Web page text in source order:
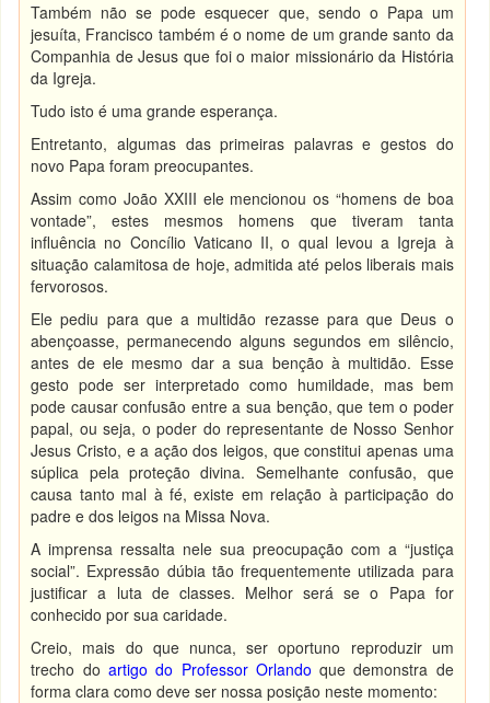
Também não se pode esquecer que, sendo o Papa um
jesuíta, Francisco também é o nome de um grande santo da
Companhia de Jesus que foi o maior missionário da História
da Igreja.
Tudo isto é uma grande esperança.
Entretanto, algumas das primeiras palavras e gestos do
novo Papa foram preocupantes.
Assim como João XXIII ele mencionou os “homens de boa
vontade”, estes mesmos homens que tiveram tanta
influência no Concílio Vaticano II, o qual levou a Igreja à
situação calamitosa de hoje, admitida até pelos liberais mais
fervorosos.
Ele pediu para que a multidão rezasse para que Deus o
abençoasse, permanecendo alguns segundos em silêncio,
antes de ele mesmo dar a sua benção à multidão. Esse
gesto pode ser interpretado como humildade, mas bem
pode causar confusão entre a sua benção, que tem o poder
papal, ou seja, o poder do representante de Nosso Senhor
Jesus Cristo, e a ação dos leigos, que constitui apenas uma
súplica pela proteção divina. Semelhante confusão, que
causa tanto mal à fé, existe em relação à participação do
padre e dos leigos na Missa Nova.
A imprensa ressalta nele sua preocupação com a “justiça
social”. Expressão dúbia tão frequentemente utilizada para
justificar a luta de classes. Melhor será se o Papa for
conhecido por sua caridade.
Creio, mais do que nunca, ser oportuno reproduzir um
trecho do artigo do Professor Orlando que demonstra de
forma clara como deve ser nossa posição neste momento: